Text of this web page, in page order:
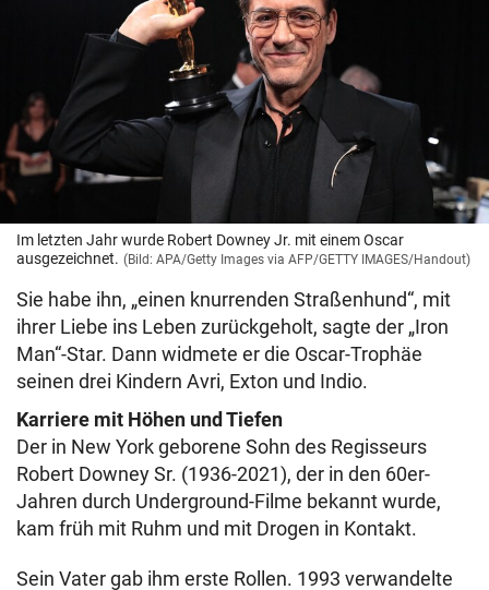
Im letzten Jahr wurde Robert Downey Jr. mit einem Oscar
ausgezeichnet. (Bild: APA/Getty Images via AFP/GETTY IMAGES/Handout)
Sie habe ihn, „einen knurrenden Straßenhund“, mit
ihrer Liebe ins Leben zurückgeholt, sagte der „Iron
Man“-Star. Dann widmete er die Oscar-Trophäe
seinen drei Kindern Avri, Exton und Indio.
Karriere mit Höhen und Tiefen
Der in New York geborene Sohn des Regisseurs
Robert Downey Sr. (1936-2021), der in den 60er-
Jahren durch Underground-Filme bekannt wurde,
kam früh mit Ruhm und mit Drogen in Kontakt.
Sein Vater gab ihm erste Rollen. 1993 verwandelte